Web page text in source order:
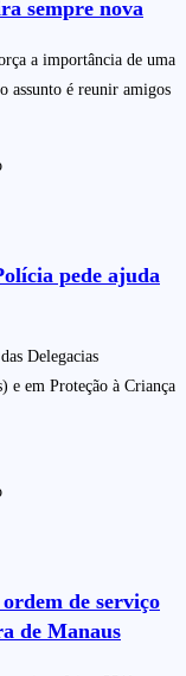
sempre nova
a importância de uma
assunto é reunir amigos
pede ajuda
Delegacias
e em Proteção à Criança
de serviço
de Manaus